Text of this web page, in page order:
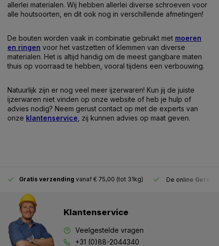
allerlei materialen. Wij hebben allerlei diverse schroeven voor
alle houtsoorten, en dit ook nog in verschillende afmetingen!
De bouten worden vaak in combinatie gebruikt met moeren
en ringen voor het vastzetten of klemmen van diverse
materialen. Het is altijd handig om de meest gangbare maten
thuis op voorraad te hebben, vooral tijdens een verbouwing.
Natuurlijk zijn er nog veel meer ijzerwaren! Kun jij de juiste
ijzerwaren niet vinden op onze website of heb je hulp of
advies nodig? Neem gerust contact op met de experts van
onze klantenservice , zij kunnen advies op maat geven.
Gratis verzending vanaf € 75,00 (tot 31kg) De online
Klantenservice
Veelgestelde vragen
+31 (0)88-2044340